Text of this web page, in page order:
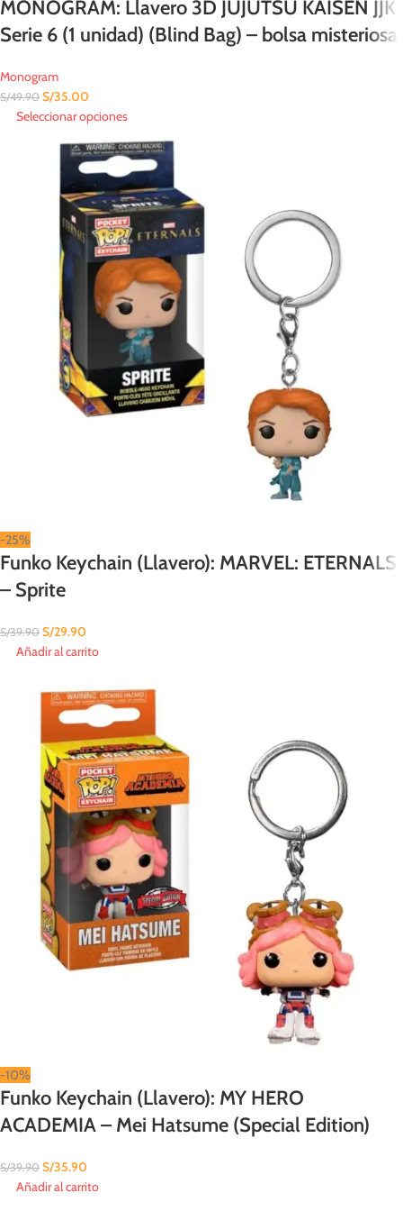
MONOGRAM: Llavero 3D JUJUTSU KAISEN JJK
Serie 6 (1 unidad) (Blind Bag) – bolsa misteriosa
Monogram
S/49.90 S/35.00
Seleccionar opciones
-25%
Funko Keychain (Llavero): MARVEL: ETERNALS
– Sprite
S/39.90 S/29.90
Añadir al carrito
-10%
Funko Keychain (Llavero): MY HERO
ACADEMIA – Mei Hatsume (Special Edition)
S/39.90 S/35.90
Añadir al carrito